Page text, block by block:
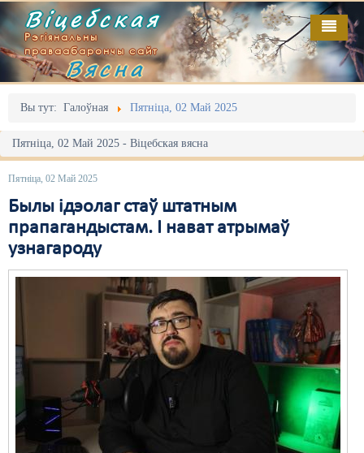
Віцебская
Рэгіянальны
праваабарончы сайт
Вясна
Вы тут: Галоўная Пятніца, 02 Май 2025
Пятніца, 02 Май 2025 - Віцебская вясна
Пятніца, 02 Май 2025
Былы ідэолаг стаў штатным
прапагандыстам. І нават атрымаў
узнагароду
Галоўная
Адміністрацыйны перасьлед
Акцыі
Выбары
Грамадзянскія ініцыятывы
Дзяржава
Карная псыхіятрыя
КПЧ ААН
Культурныя правы
Выданьні
Відэа
Пра нас
RSS